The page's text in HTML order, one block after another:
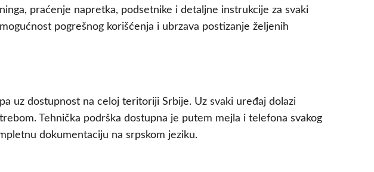
praćenje napretka, podsetnike i detaljne instrukcije za svaki
pogrešnog korišćenja i ubrzava postizanje željenih
uz dostupnost na celoj teritoriji Srbije. Uz svaki uređaj dolazi
Tehnička podrška dostupna je putem mejla i telefona svakog
dokumentaciju na srpskom jeziku.